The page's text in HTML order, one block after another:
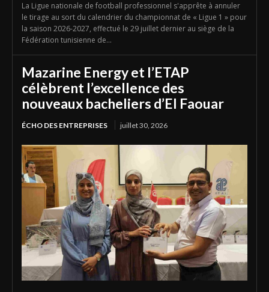
La Ligue nationale de football professionnel s'apprête à annuler
le tirage au sort du calendrier du championnat de « Ligue 1 » pour
la saison 2026-2027, effectué le 29 juillet dernier au siège de la
Fédération tunisienne de...
Mazarine Energy et l’ETAP
célèbrent l’excellence des
nouveaux bacheliers d’El Faouar
ÉCHO DES ENTREPRISES juillet 30, 2026